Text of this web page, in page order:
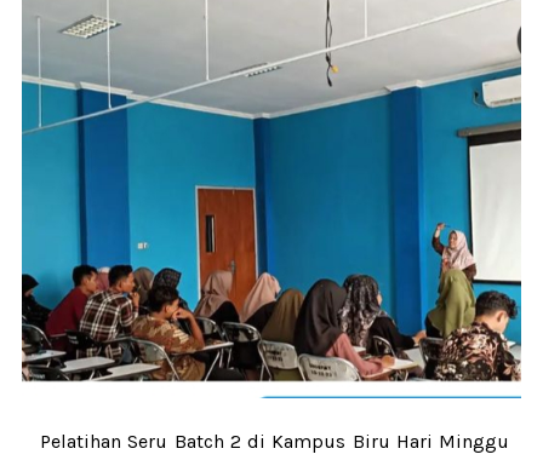
Pelatihan Seru Batch 2 di Kampus Biru Hari Minggu